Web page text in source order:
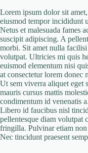
Lorem ipsum dolor sit
eiusmod tempor incididunt
Netus et malesuada fames
suscipit adipiscing. A
morbi. Sit amet nulla
volutpat. Ultricies mi quis
euismod elementum nisi
at consectetur lorem donec
Ut sem viverra aliquet eget
mauris cursus mattis
condimentum id venenatis
Libero id faucibus nisl
pellentesque diam volutpat
fringilla. Pulvinar etiam non
Nec tincidunt praesent